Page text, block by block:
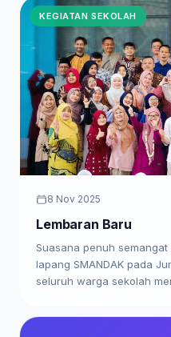
KEGIATAN SEKOLAH
8 Nov 2025
Lembaran Baru
Suasana penuh
lapang SMANDAK pada
seluruh warga sekolah